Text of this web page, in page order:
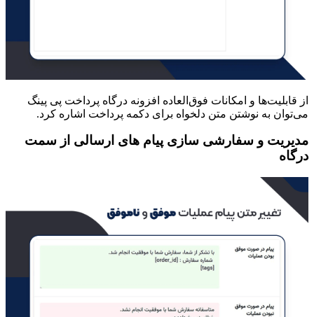
از قابلیت‌ها و امکانات فوق‌العاده افزونه درگاه پرداخت پی پینگ
می‌توان به نوشتن متن دلخواه برای دکمه پرداخت اشاره کرد.
مدیریت و سفارشی سازی پیام های ارسالی از سمت
درگاه